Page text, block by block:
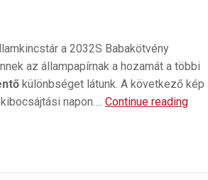
a 2032S Babakötvény
az állampapírnak a hozamát a többi
különbséget látunk. A következő kép
napon…. Continue reading